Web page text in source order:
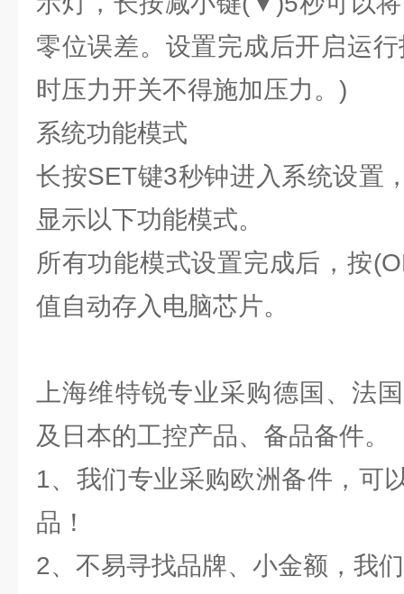
零位误差。设置完成后开启运
时压力开关不得施加压力。)
系统功能模式
长按SET键3秒钟进入系统设置
显示以下功能模式。
所有功能模式设置完成后，按
值自动存入电脑芯片。
上海维特锐专业采购德国、法
及日本的工控产品、备品备件。
1、我们专业采购欧洲备件，可
品！
2、不易寻找品牌、小金额，我